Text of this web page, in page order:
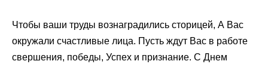
Чтобы ваши труды вознаградились сторицей, А Вас
окружали счастливые лица. Пусть ждут Вас в работе
свершения, победы, Успех и признание. С Днем